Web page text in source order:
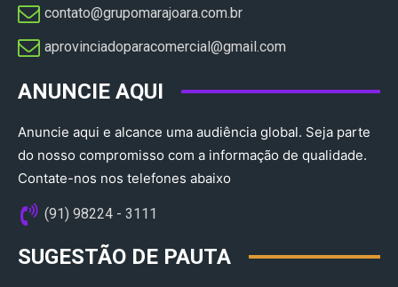
contato@grupomarajoara.com.br
aprovinciadoparacomercial@gmail.com​
ANUNCIE AQUI
Anuncie aqui e alcance uma audiência global. Seja parte
do nosso compromisso com a informação de qualidade.
Contate-nos nos telefones abaixo
(91) 98224 - 3111
SUGESTÃO DE PAUTA